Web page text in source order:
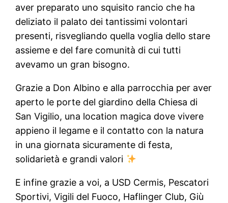
aver preparato uno squisito rancio che ha
deliziato il palato dei tantissimi volontari
presenti, risvegliando quella voglia dello stare
assieme e del fare comunità di cui tutti
avevamo un gran bisogno.
Grazie a Don Albino e alla parrocchia per aver
aperto le porte del giardino della Chiesa di
San Vigilio, una location magica dove vivere
appieno il legame e il contatto con la natura
in una giornata sicuramente di festa,
solidarietà e grandi valori
E infine grazie a voi, a USD Cermis, Pescatori
Sportivi, Vigili del Fuoco, Haflinger Club, Giù